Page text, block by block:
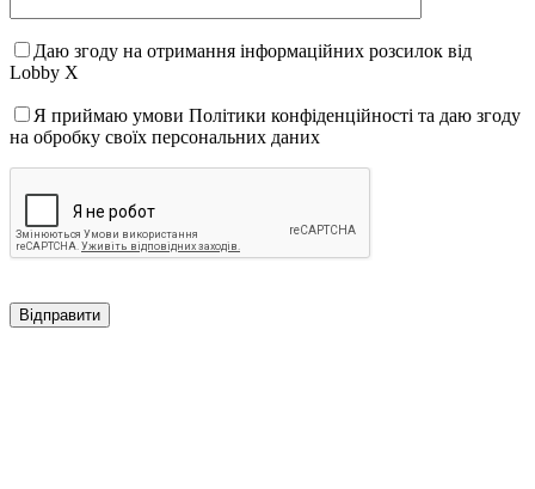
Даю згоду на отримання інформаційних розсилок від
Lobby X
Я приймаю умови Політики конфіденційності та даю згоду
на обробку своїх персональних даних